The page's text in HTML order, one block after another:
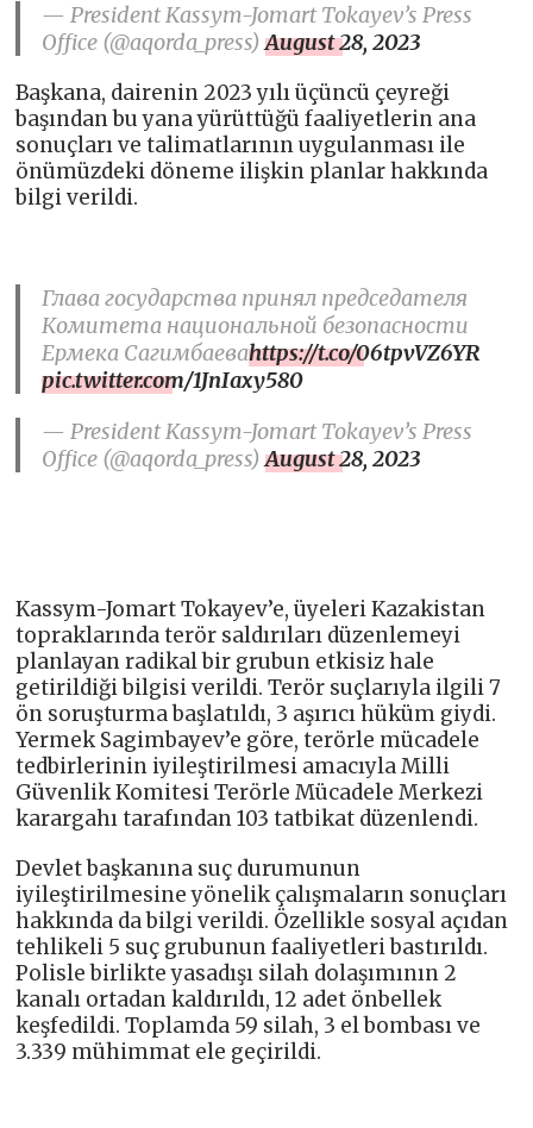
— President Kassym-Jomart Tokayev’s Press
Office (@aqorda_press)August 28, 2023
Başkana, dairenin 2023 yılı üçüncü çeyreği
başından bu yana yürüttüğü faaliyetlerin ana
sonuçları ve talimatlarının uygulanması ile
önümüzdeki döneme ilişkin planlar hakkında
bilgi verildi.
Глава государства принял председателя
Комитета национальной безопасности
Ермека Сагимбаеваhttps://t.co/06tpvVZ6YR
pic.twitter.com/1JnIaxy580
— President Kassym-Jomart Tokayev’s Press
Office (@aqorda_press)August 28, 2023
Kassym-Jomart Tokayev’e, üyeleri Kazakistan
topraklarında terör saldırıları düzenlemeyi
planlayan radikal bir grubun etkisiz hale
getirildiği bilgisi verildi. Terör suçlarıyla ilgili 7
ön soruşturma başlatıldı, 3 aşırıcı hüküm giydi.
Yermek Sagimbayev’e göre, terörle mücadele
tedbirlerinin iyileştirilmesi amacıyla Milli
Güvenlik Komitesi Terörle Mücadele Merkezi
karargahı tarafından 103 tatbikat düzenlendi.
Devlet başkanına suç durumunun
iyileştirilmesine yönelik çalışmaların sonuçları
hakkında da bilgi verildi. Özellikle sosyal açıdan
tehlikeli 5 suç grubunun faaliyetleri bastırıldı.
Polisle birlikte yasadışı silah dolaşımının 2
kanalı ortadan kaldırıldı, 12 adet önbellek
keşfedildi. Toplamda 59 silah, 3 el bombası ve
3.339 mühimmat ele geçirildi.